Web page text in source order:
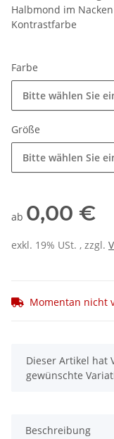
Halbmond im
Kontrastfarbe
Farbe
Bitte wählen Sie
Größe
Bitte wählen Sie
ab 0,00 €
exkl. 19% USt. , zzgl.
Momentan nicht
x
Dieser Artikel hat
gewünschte
Beschreibung